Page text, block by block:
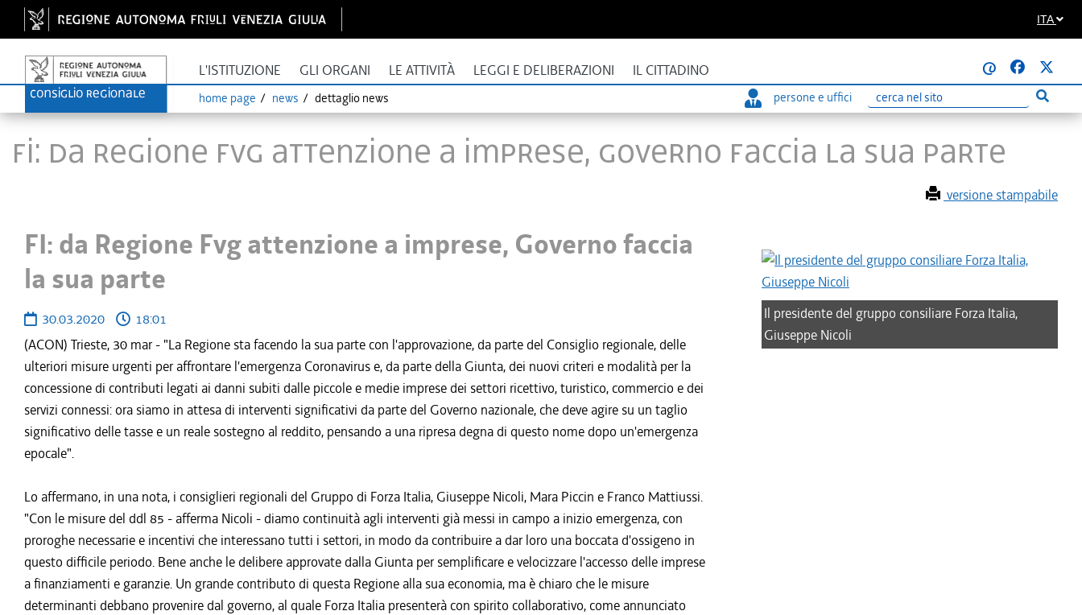
ITA
L'ISTITUZIONE GLI ORGANI LE ATTIVITÀ LEGGI E DELIBERAZIONI IL CITTADINO @
home page news dettaglio news persone e uffici
Ricerca Esegui
FI: da Regione Fvg attenzione a imprese, Governo faccia la sua parte
versione stampabile
FI: da Regione Fvg attenzione a imprese, Governo faccia
la sua parte
30.03.2020
18:01
(ACON) Trieste, 30 mar - "La Regione sta facendo la sua parte con l'approvazione, da parte del Consiglio regionale, delle
ulteriori misure urgenti per affrontare l'emergenza Coronavirus e, da parte della Giunta, dei nuovi criteri e modalità per la
concessione di contributi legati ai danni subiti dalle piccole e medie imprese dei settori ricettivo, turistico, commercio e dei
servizi connessi: ora siamo in attesa di interventi significativi da parte del Governo nazionale, che deve agire su un taglio
significativo delle tasse e un reale sostegno al reddito, pensando a una ripresa degna di questo nome dopo un'emergenza
epocale".
Lo affermano, in una nota, i consiglieri regionali del Gruppo di Forza Italia, Giuseppe Nicoli, Mara Piccin e Franco Mattiussi.
"Con le misure del ddl 85 - afferma Nicoli - diamo continuità agli interventi già messi in campo a inizio emergenza, con
proroghe necessarie e incentivi che interessano tutti i settori, in modo da contribuire a dar loro una boccata d'ossigeno in
questo difficile periodo. Bene anche le delibere approvate dalla Giunta per semplificare e velocizzare l'accesso delle imprese
a finanziamenti e garanzie. Un grande contributo di questa Regione alla sua economia, ma è chiaro che le misure
determinanti debbano provenire dal governo, al quale Forza Italia presenterà con spirito collaborativo, come annunciato
Il presidente del gruppo consiliare Forza Italia,
Giuseppe Nicoli